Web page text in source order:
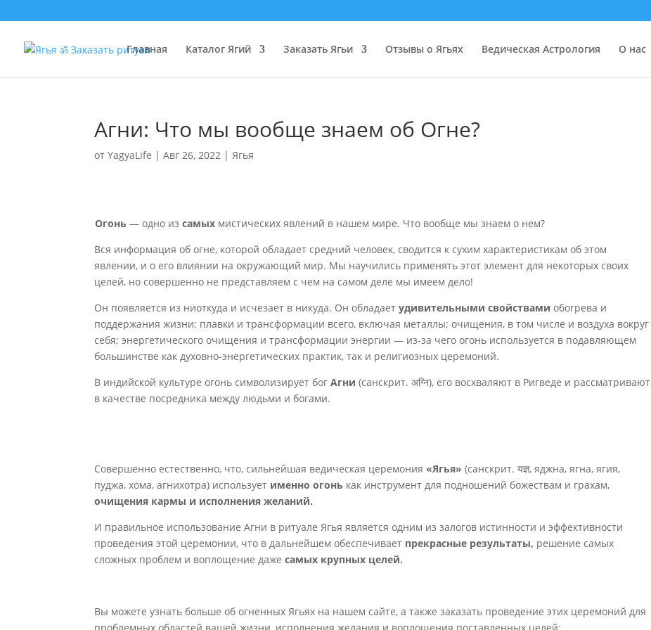
Главная Каталог Ягий Заказать Ягьи Отзывы о Ягьях Ведическая Астрология О нас
Агни: Что мы вообще знаем об Огне?
отYagyaLife |Авг 26, 2022 |Ягья
Огонь — одно из самых мистических явлений в нашем мире. Что вообще мы знаем о нем?
Вся информация об огне, которой обладает средний человек, сводится к сухим характеристикам об этом
явлении, и о его влиянии на окружающий мир. Мы научились применять этот элемент для некоторых своих
целей, но совершенно не представляем с чем на самом деле мы имеем дело!
Он появляется из ниоткуда и исчезает в никуда. Он обладает удивительными свойствамиобогрева и
поддержания жизни; плавки и трансформации всего, включая металлы; очищения, в том числе и воздуха вокруг
себя; энергетического очищения и трансформации энергии — из-за чего огонь используется в подавляющем
большинстве как духовно-энергетических практик, так и религиозных церемоний.
В индийской культуре огонь символизирует богАгни(санскрит. अग्नि), его восхваляют в Ригведе и рассматривают
в качестве посредника между людьми и богами.
Совершенно естественно, что, сильнейшая ведическая церемония «Ягья» (санскрит. यज्ञ, яджна, ягна, ягия,
пуджа, хома, агнихотра) использует именно огонь как инструмент для подношений божествам и грахам,
очищения кармы и исполнения желаний.
И правильное использование Агни в ритуале Ягья является одним из залогов истинности и эффективности
проведения этой церемонии, что в дальнейшем обеспечивает прекрасные результаты, решение самых
сложных проблем и воплощение дажесамых крупных целей.
Вы можете узнать больше об огненных Ягьях на нашем сайте, а также заказать проведение этих церемоний для